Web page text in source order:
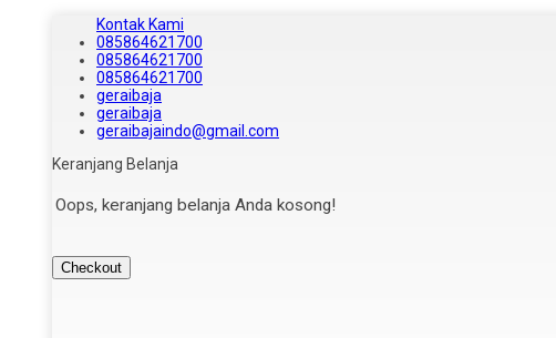
Kontak Kami
085864621700
085864621700
085864621700
geraibaja
geraibaja
geraibajaindo@gmail.com
Keranjang Belanja
Oops, keranjang belanja Anda kosong!
Checkout